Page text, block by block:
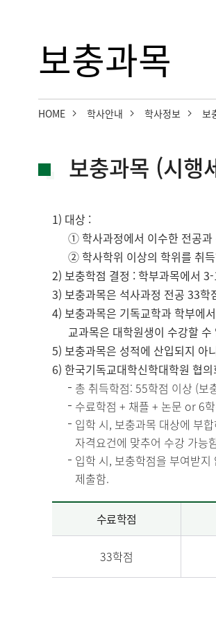
보충과목
HOME 학사안내 학사정보 보
보충과목 (시행
1) 대상 :
① 학사과정에서 이수한 전공과
② 학사학위 이상의 학위를 취
2) 보충학점 결정 : 학부과목에서
3) 보충과목은 석사과정 전공 33학
4) 보충과목은 기독교학과 학부에
교과목은 대학원생이 수강할 수
5) 보충과목은 성적에 산입되지 아
6) 한국기독교대학신학대학원 협
총 취득학점: 55학점 이상 (보
수료학점 + 채플 + 논문 or 6
입학 시, 보충과목 대상에 부
자격요건에 맞추어 수강 가능
입학 시, 보충학점을 부여받
제출함.
수료학점
33학점